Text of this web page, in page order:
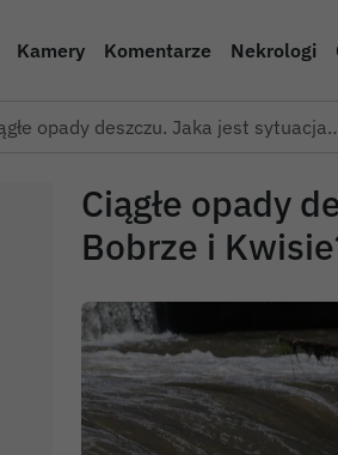
Kamery Komentarze Nekrologi
opady deszczu. Jaka jest
Ciągłe opady
Bobrze i